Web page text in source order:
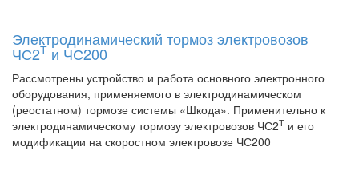
Электродинамический тормоз электровозов
ЧС2Т и ЧС200
Рассмотрены устройство и работа основного электронного
оборудования, применяемого в электродинамическом
(реостатном) тормозе системы «Шкода». Применительно к
электродинамическому тормозу электровозов ЧС2Т и его
модификации на скоростном электровозе ЧС200